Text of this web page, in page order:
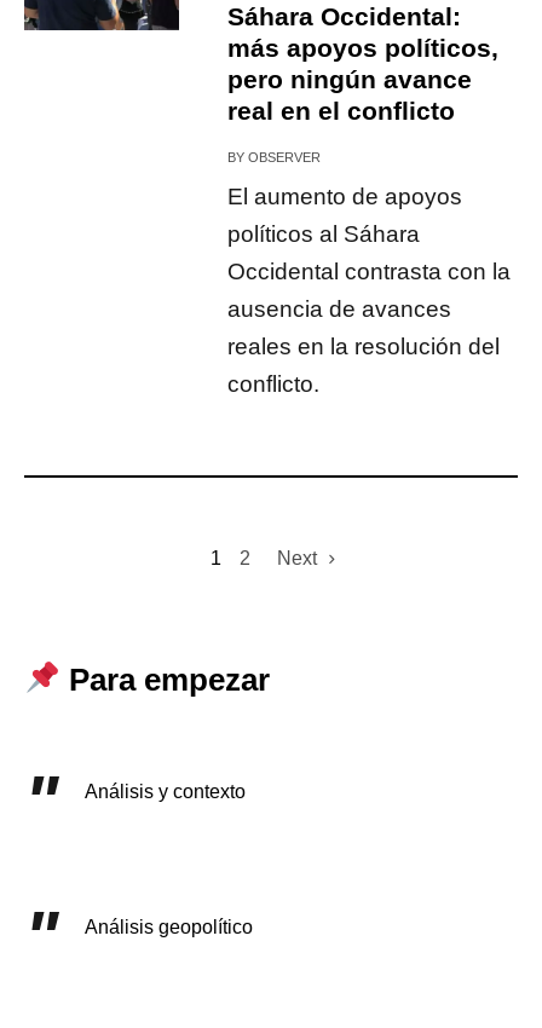
Sáhara Occidental:
más apoyos políticos,
pero ningún avance
real en el conflicto
BYOBSERVER
El aumento de apoyos
políticos al Sáhara
Occidental contrasta con la
ausencia de avances
reales en la resolución del
conflicto.
1 2 Next
Para empezar
Análisis y contexto
Análisis geopolítico